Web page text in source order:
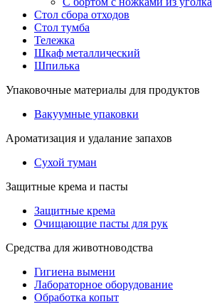
Стол сбора отходов
Стол тумба
Тележка
Шкаф металлический
Шпилька
Упаковочные материалы для продуктов
Вакуумные упаковки
Ароматизация и удалание запахов
Сухой туман
Защитные крема и пасты
Защитные крема
Очищающие пасты для рук
Средства для животноводства
Гигиена вымени
Лабораторное оборудование
Обработка копыт